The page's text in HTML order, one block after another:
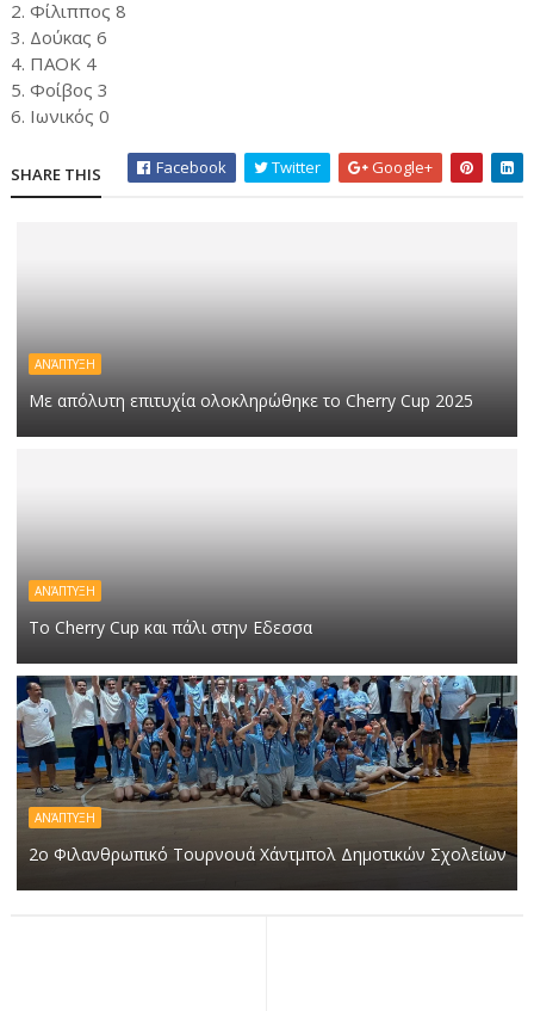
2. Φίλιππος 8
3. Δούκας 6
4. ΠΑΟΚ 4
5. Φοίβος 3
6. Ιωνικός 0
SHARE THIS Facebook Twitter Google+
ΑΝΆΠΤΥΞΗ
Με απόλυτη επιτυχία ολοκληρώθηκε το Cherry Cup 2025
ΑΝΆΠΤΥΞΗ
Το Cherry Cup και πάλι στην Εδεσσα
ΑΝΆΠΤΥΞΗ
2ο Φιλανθρωπικό Τουρνουά Χάντμπολ Δημοτικών Σχολείων